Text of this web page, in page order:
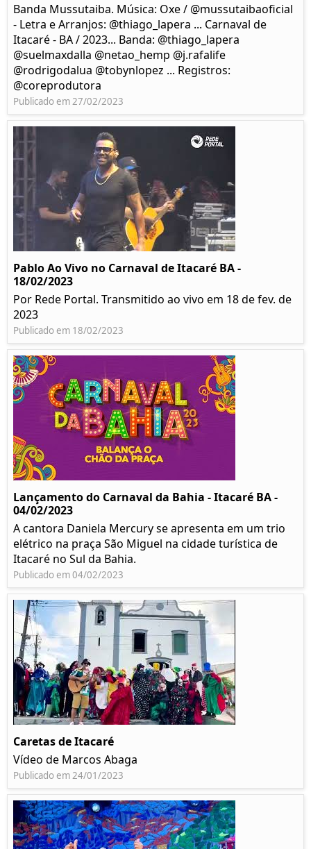
Banda Mussutaiba. Música: Oxe / @mussutaibaoficial
- Letra e Arranjos: @thiago_lapera ... Carnaval de
Itacaré - BA / 2023... Banda: @thiago_lapera
@suelmaxdalla @netao_hemp @j.rafalife
@rodrigodalua @tobynlopez ... Registros:
@coreprodutora
Publicado em 27/02/2023
Pablo Ao Vivo no Carnaval de Itacaré BA -
18/02/2023
Por Rede Portal. Transmitido ao vivo em 18 de fev. de
2023
Publicado em 18/02/2023
Lançamento do Carnaval da Bahia - Itacaré BA -
04/02/2023
A cantora Daniela Mercury se apresenta em um trio
elétrico na praça São Miguel na cidade turística de
Itacaré no Sul da Bahia.
Publicado em 04/02/2023
Caretas de Itacaré
Vídeo de Marcos Abaga
Publicado em 24/01/2023